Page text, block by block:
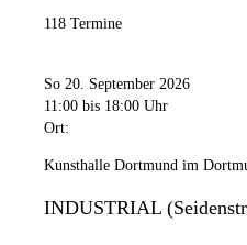
118 Termine
So 20. September 2026
11:00 bis 18:00 Uhr
Ort:
Kunsthalle Dortmund im
INDUSTRIAL